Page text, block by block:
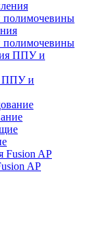
полимочевины
ППУ и
AP